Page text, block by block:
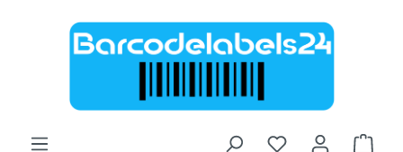
Zum Hauptinhalt springen